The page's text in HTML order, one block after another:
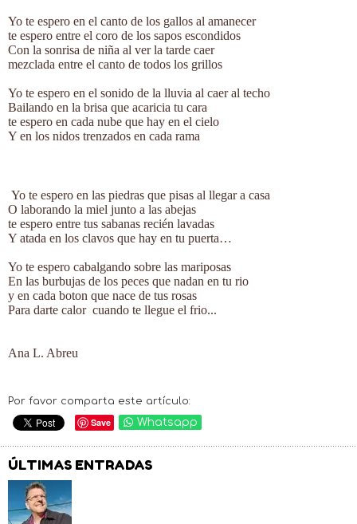
Yo te espero en el canto de los gallos al amanecer
te espero entre el coro de los sapos escondidos
Con la sonrisa de niña al ver la tarde caer
mezclada entre el canto de todos los grillos
Yo te espero en el sonido de la lluvia al caer al techo
Bailando en la brisa que acaricia tu cara
te espero en cada nube que hay en el cielo
Y en los nidos trenzados en cada rama
Yo te espero en las piedras que pisas al llegar a casa
O laborando la miel junto a las abejas
te espero entre tus sabanas recién lavadas
Y atada en los clavos que hay en tu puerta…
Yo te espero cabalgando sobre las mariposas
En las burbujas de los peces que nadan en tu rio
y en cada boton que nace de tus rosas
Para darte calor cuando te llegue el frio...
Ana L. Abreu
Por favor comparta este artículo:
Save Whatsapp
ÚLTIMAS ENTRADAS